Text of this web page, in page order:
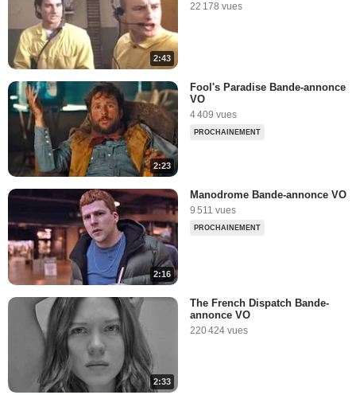
2:43
22 178 vues
2:23
Fool's Paradise Bande-annonce
VO
4 409 vues
PROCHAINEMENT
2:16
Manodrome Bande-annonce VO
9 511 vues
PROCHAINEMENT
2:33
The French Dispatch Bande-
annonce VO
220 424 vues